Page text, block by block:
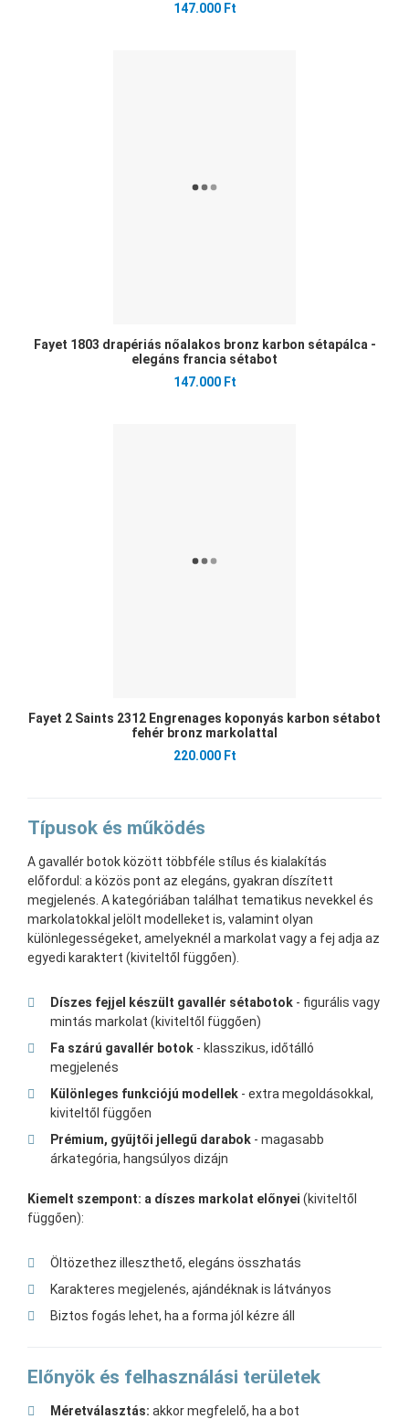
147.000 Ft
Fayet 1803 drapériás nőalakos bronz karbon sétapálca -
elegáns francia sétabot
147.000 Ft
Fayet 2 Saints 2312 Engrenages koponyás karbon sétabot
fehér bronz markolattal
220.000 Ft
Típusok és működés
A gavallér botok között többféle stílus és kialakítás
előfordul: a közös pont az elegáns, gyakran díszített
megjelenés. A kategóriában találhat tematikus nevekkel és
markolatokkal jelölt modelleket is, valamint olyan
különlegességeket, amelyeknél a markolat vagy a fej adja az
egyedi karaktert (kiviteltől függően).
Díszes fejjel készült gavallér sétabotok - figurális vagy
mintás markolat (kiviteltől függően)
Fa szárú gavallér botok - klasszikus, időtálló
megjelenés
Különleges funkciójú modellek - extra megoldásokkal,
kiviteltől függően
Prémium, gyűjtői jellegű darabok - magasabb
árkategória, hangsúlyos dizájn
Kiemelt szempont: a díszes markolat előnyei (kiviteltől
függően):
Öltözethez illeszthető, elegáns összhatás
Karakteres megjelenés, ajándéknak is látványos
Biztos fogás lehet, ha a forma jól kézre áll
Előnyök és felhasználási területek
Méretválasztás: akkor megfelelő, ha a bot